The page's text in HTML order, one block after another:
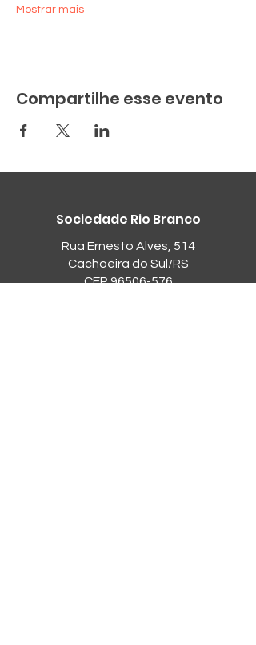
Mostrar mais
Compartilhe esse evento
Sociedade Rio Branco
Rua Ernesto Alves, 514
Cachoeira do Sul/RS
CEP96506-576